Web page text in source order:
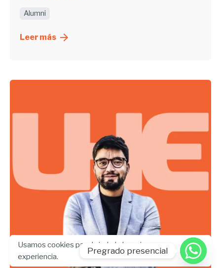
Alumni
Leer más
Enviado por
Usamos cookies para brindarle la mejor
experiencia.
Pregrado presencial